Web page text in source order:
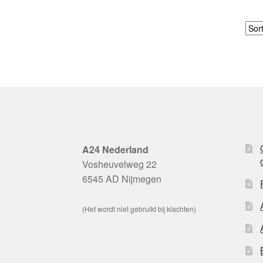
A24 Nederland
Vosheuvelweg 22
6545 AD Nijmegen
(Het wordt niet gebruikt bij klachten)